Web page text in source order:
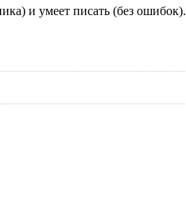
и умеет писать (без ошибок).